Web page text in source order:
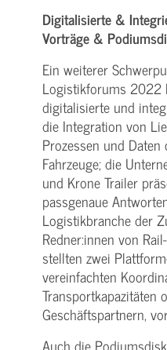
Digitalisierte &
Vorträge &
Ein weiterer
Logistikforums 2022
digitalisierte und
die Integration von
Prozessen und Daten
Fahrzeuge; die
und Krone Trailer
passgenaue
Logistikbranche der
Redner:innen von
stellten zwei
vereinfachten
Transportkapazitäten
Geschäftspartnern,
Auch die